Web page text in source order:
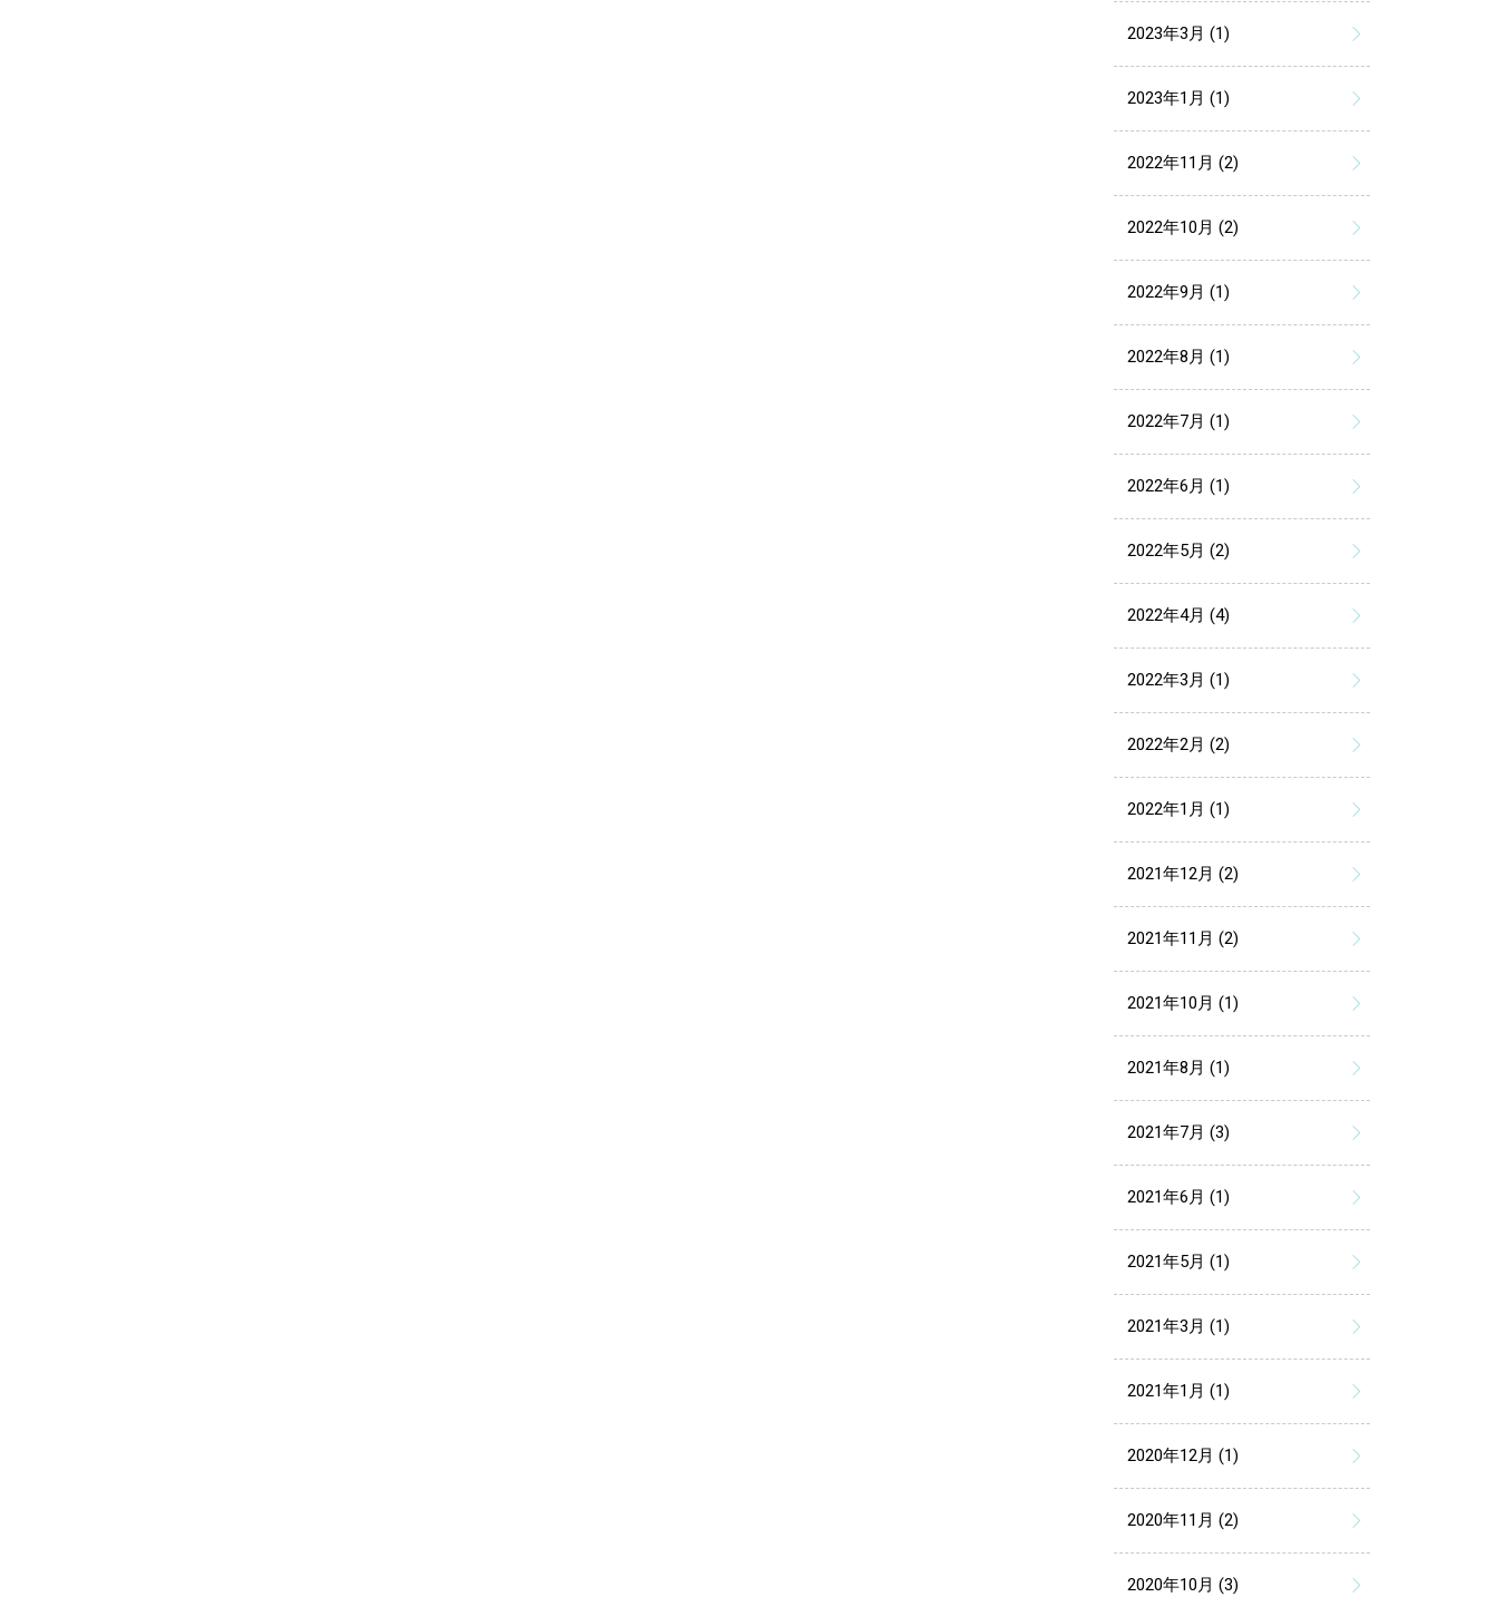
2023年3月 (1)
2023年1月 (1)
2022年11月 (2)
2022年10月 (2)
2022年9月 (1)
2022年8月 (1)
2022年7月 (1)
2022年6月 (1)
2022年5月 (2)
2022年4月 (4)
2022年3月 (1)
2022年2月 (2)
2022年1月 (1)
2021年12月 (2)
2021年11月 (2)
2021年10月 (1)
2021年8月 (1)
2021年7月 (3)
2021年6月 (1)
2021年5月 (1)
2021年3月 (1)
2021年1月 (1)
2020年12月 (1)
2020年11月 (2)
2020年10月 (3)